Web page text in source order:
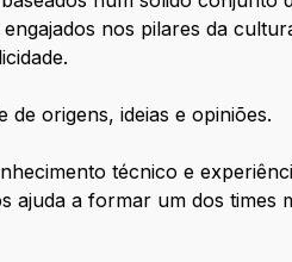
nos pilares da
de origens, ideias e opiniões.
técnico e
ajuda a formar um dos times